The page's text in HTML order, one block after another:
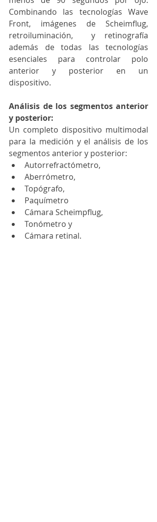
Combinando las tecnologías Wave
Front, imágenes de Scheimflug,
retroiluminación,  y retinografía
además de todas las tecnologías
esenciales para controlar polo
anterior y posterior en un
dispositivo.
Análisis de los segmentos anterior
y posterior:
Un completo dispositivo multimodal
para la medición y el análisis de los
segmentos anterior y posterior:
Autorrefractómetro,
Aberrómetro,
Topógrafo,
Paquímetro
Cámara Scheimpflug,
Tonómetro y
Cámara retinal.